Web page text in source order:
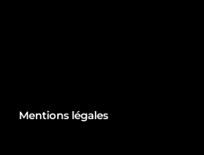
Mentions légales